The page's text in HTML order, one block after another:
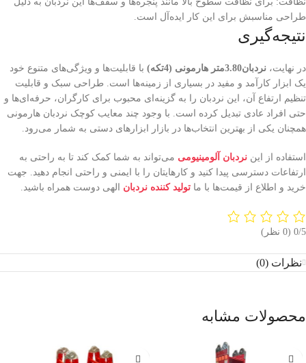
طراحی مناسبش برای این کار ایده‌آل است.
نتیجه‌گیری
در نهایت، نردبان3.80متر هارمونی (4تکه)
با قابلیت‌ها و ویژگی‌های متنوع خود
یک ابزار کارآمد و مفید در بسیاری از زمینه‌ها است. طراحی سبک و قابلیت
تنظیم ارتفاع آن، این نردبان را به گزینه‌ای محبوب برای کارگران، حرفه‌ای‌ها و
حتی افراد عادی تبدیل کرده است. با وجود چند معایب کوچک نردبان هارمونی
همچنان یکی از بهترین انتخاب‌ها در بازار ابزارهای دستی به شمار می‌رود.
استفاده از این نردبان آلومینیومی می‌تواند به شما کمک کند تا به راحتی به
ارتفاعات دسترسی پیدا کنید و کارهایتان را با ایمنی و راحتی انجام دهید. جهت
خرید و اطلاع از قیمت‌ها با ما تولید کننده نردبان الهی دوست همراه باشید.
‫0/5 ‫(0 نظر)
نظرات (0)
محصولات مشابه